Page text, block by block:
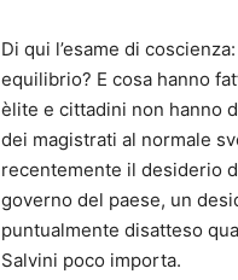
Di qui l’esame di
equilibrio? E cosa hanno
èlite e cittadini non hanno
dei magistrati al normale
recentemente il desiderio
governo del paese, un
puntualmente disatteso
Salvini poco importa.